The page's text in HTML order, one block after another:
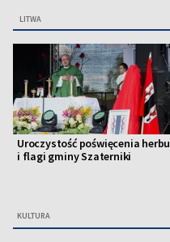
LITWA
Uroczystość poświęcenia herbu
i flagi gminy Szaterniki
KULTURA